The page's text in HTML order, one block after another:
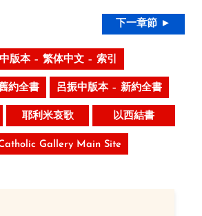
下一章節 ►
版本 – 繁体中文 – 索引
約全書 呂振中版本 – 新約全書
耶利米哀歌 以西結書
Gallery Main Site